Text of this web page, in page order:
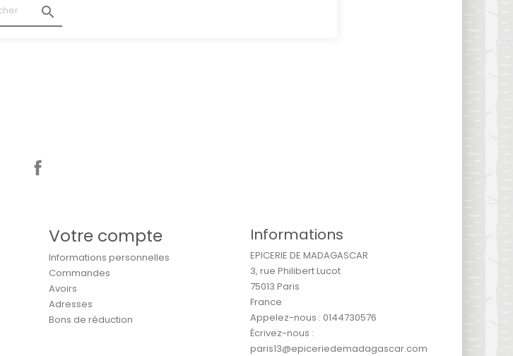

Votre compte
Informations personnelles
Commandes
Avoirs
Adresses
Bons de réduction
Informations
EPICERIE DE MADAGASCAR
3, rue Philibert Lucot
75013 Paris
France
Appelez-nous : 0144730576
Écrivez-nous :
paris13@epiceriedemadagascar.com